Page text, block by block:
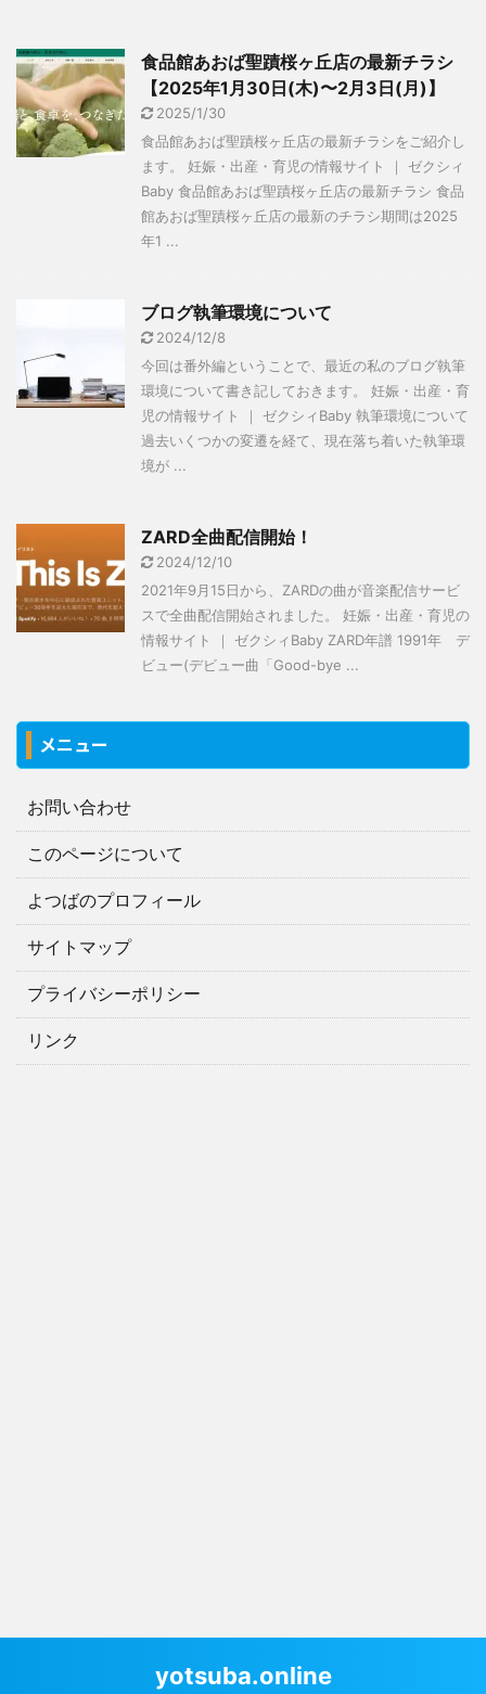
食品館あおば聖蹟桜ヶ丘店の最新チラシ
【2025年1月30日(木)〜2月3日(月)】
2025/1/30
食品館あおば聖蹟桜ヶ丘店の最新チラシをご紹介し
ます。 妊娠・出産・育児の情報サイト ｜ ゼクシィ
Baby 食品館あおば聖蹟桜ヶ丘店の最新チラシ 食品
館あおば聖蹟桜ヶ丘店の最新のチラシ期間は2025
年1 ...
ブログ執筆環境について
2024/12/8
今回は番外編ということで、最近の私のブログ執筆
環境について書き記しておきます。 妊娠・出産・育
児の情報サイト ｜ ゼクシィBaby 執筆環境について
過去いくつかの変遷を経て、現在落ち着いた執筆環
境が ...
ZARD全曲配信開始！
2024/12/10
2021年9月15日から、ZARDの曲が音楽配信サービ
スで全曲配信開始されました。 妊娠・出産・育児の
情報サイト ｜ ゼクシィBaby ZARD年譜 1991年 デ
ビュー(デビュー曲「Good-bye ...
メニュー
お問い合わせ
このページについて
よつばのプロフィール
サイトマップ
プライバシーポリシー
リンク
yotsuba.online